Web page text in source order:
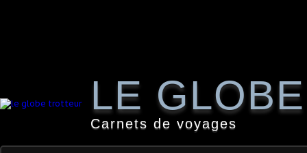
LE
Carnets de voyages